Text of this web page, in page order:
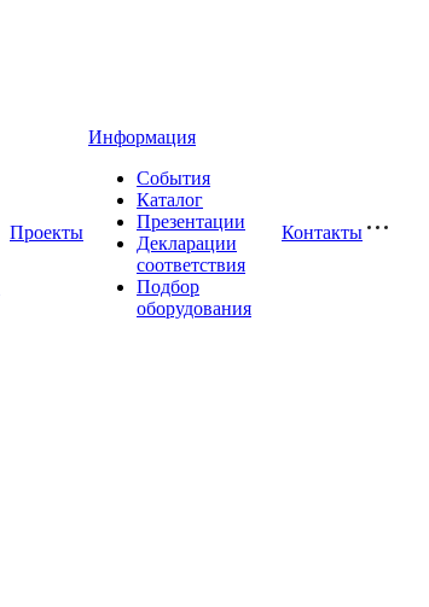
Проекты
Информация
События
Каталог
Презентации
Декларации
соответствия
Подбор
оборудования
Контакты